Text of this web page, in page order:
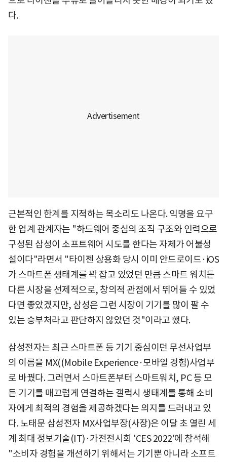
다.
근본적인 한계를 지적하는 목소리도 나온다. 익명을 요구
한 업계 관계자는 "하드웨어 중심의 조직 구조와 인력으로
구성된 삼성이 소프트웨어 시도를 한다는 자체가 어불성
설이다"라면서 "타이젠 상용화 당시 이미 안드로이드·iOS
가 스마트폰 생태계를 꽉 잡고 있었던 만큼 스마트 워치든
다른 시장을 선제적으로, 창의적 관점에서 뛰어들 수 있었
다면 좋았겠지만, 삼성은 그런 시장이 기기를 많이 팔 수
있는 승부처라고 판단하지 않았던 것"이라고 했다.
삼성전자는 최근 스마트폰 등 기기 중심이던 무선사업부
의 이름을 MX((Mobile Experience·모바일 경험)사업부
로 바꿨다. 그러면서 스마트폰부터 스마트워치, PC 등 모
든 기기를 매끄럽게 연결하는 갤럭시 생태계를 통해 소비
자에게 최적의 경험을 제공하겠다는 의지를 드러내고 있
다. 노태문 삼성전자 MX사업부장(사장)은 이달 초 열린 세
계 최대 정보기술(IT)·가전전시회 'CES 2022′에 참석해
"소비자 경험을 개선하기 위해서는 기기뿐 아니라 소프트